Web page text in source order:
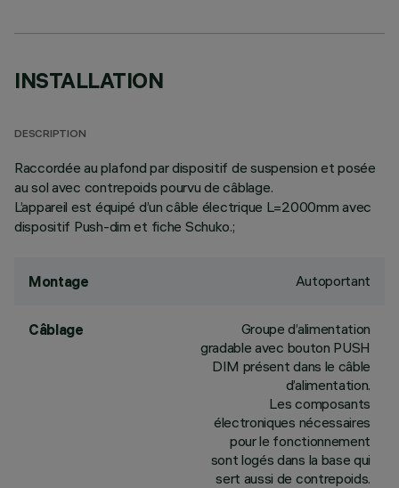
INSTALLATION
DESCRIPTION
Raccordée au plafond par dispositif de suspension et posée
au sol avec contrepoids pourvu de câblage.
L’appareil est équipé d’un câble électrique L=2000mm avec
dispositif Push-dim et fiche Schuko.;
Montage Autoportant
Câblage
Groupe d’alimentation
gradable avec bouton PUSH
DIM présent dans le câble
d’alimentation.
Les composants
électroniques nécessaires
pour le fonctionnement
sont logés dans la base qui
sert aussi de contrepoids.